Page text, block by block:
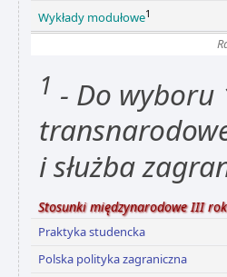
Wykłady modułowe1
1 - Do wyboru
i służba
Stosunki międzynarodowe III rok
Praktyka studencka
Polska polityka zagraniczna